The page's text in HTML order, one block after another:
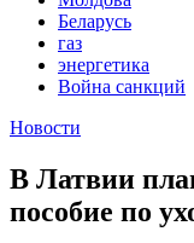
Беларусь
газ
энергетика
Война санкций
Новости
В Латвии
пособие по